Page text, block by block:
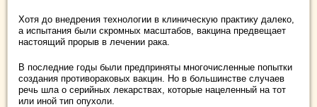
Хотя до внедрения технологии в клиническую практику далеко,
а испытания были скромных масштабов, вакцина предвещает
настоящий прорыв в лечении рака.
В последние годы были предприняты многочисленные попытки
создания противораковых вакцин. Но в большинстве случаев
речь шла о серийных лекарствах, которые нацеленный на тот
или иной тип опухоли.